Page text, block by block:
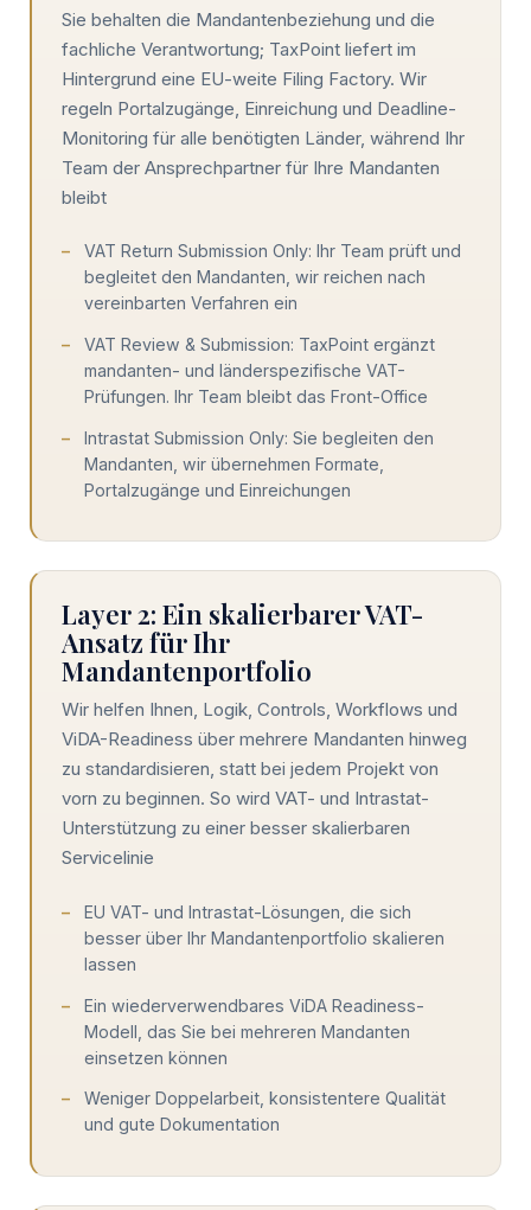
Sie behalten die Mandantenbeziehung und die
fachliche Verantwortung; TaxPoint liefert im
Hintergrund eine EU-weite Filing Factory. Wir
regeln Portalzugänge, Einreichung und Deadline-
Monitoring für alle benötigten Länder, während Ihr
Team der Ansprechpartner für Ihre Mandanten
bleibt
VAT Return Submission Only: Ihr Team prüft und
begleitet den Mandanten, wir reichen nach
vereinbarten Verfahren ein
VAT Review & Submission: TaxPoint ergänzt
mandanten- und länderspezifische VAT-
Prüfungen. Ihr Team bleibt das Front-Office
Intrastat Submission Only: Sie begleiten den
Mandanten, wir übernehmen Formate,
Portalzugänge und Einreichungen
Layer 2: Ein skalierbarer VAT-
Ansatz für Ihr
Mandantenportfolio
Wir helfen Ihnen, Logik, Controls, Workflows und
ViDA-Readiness über mehrere Mandanten hinweg
zu standardisieren, statt bei jedem Projekt von
vorn zu beginnen. So wird VAT- und Intrastat-
Unterstützung zu einer besser skalierbaren
Servicelinie
EU VAT- und Intrastat-Lösungen, die sich
besser über Ihr Mandantenportfolio skalieren
lassen
Ein wiederverwendbares ViDA Readiness-
Modell, das Sie bei mehreren Mandanten
einsetzen können
Weniger Doppelarbeit, konsistentere Qualität
und gute Dokumentation